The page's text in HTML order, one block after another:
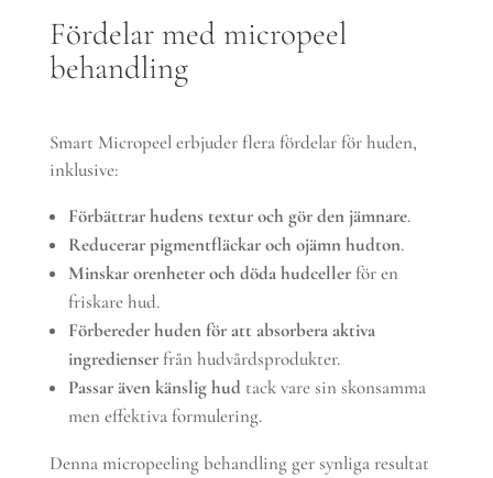
Fördelar med micropeel
behandling
Smart Micropeel erbjuder flera fördelar för huden,
inklusive:
Förbättrar hudens textur och gör den jämnare.
Reducerar pigmentfläckar och ojämn hudton.
Minskar orenheter och döda hudcellerför en
friskare hud.
Förbereder huden för att absorbera aktiva
ingredienserfrån hudvårdsprodukter.
Passar även känslig hud tack vare sin skonsamma
men effektiva formulering.
Denna micropeeling behandling ger synliga resultat